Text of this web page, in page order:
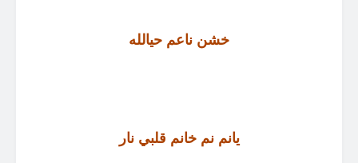
خشن ناعم حيالله
يانم نم خانم قلبي نار